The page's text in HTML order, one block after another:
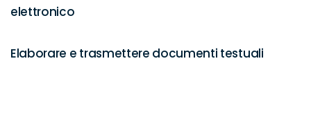
elettronico
Elaborare e trasmettere documenti testuali